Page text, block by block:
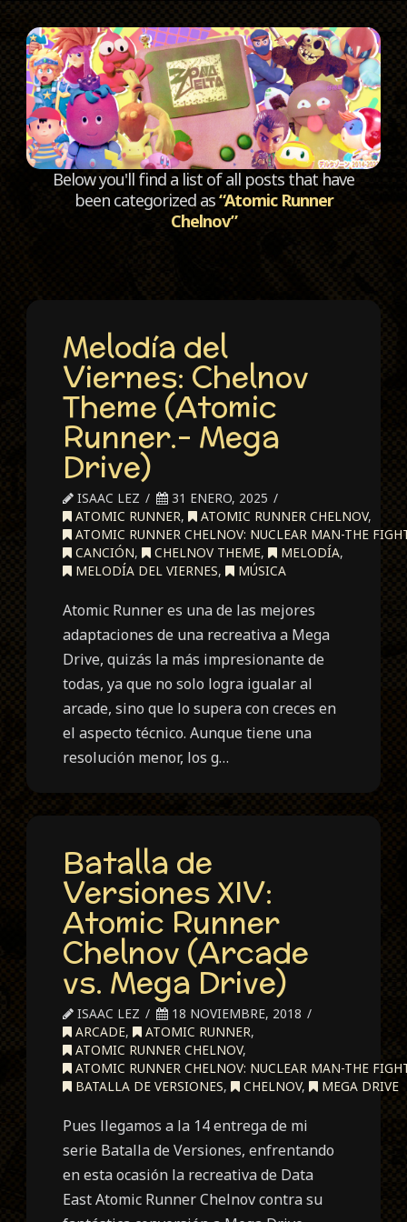
Below you'll find a list of all posts that have
been categorized as“Atomic Runner
Chelnov”
Melodía del
Viernes: Chelnov
Theme (Atomic
Runner.- Mega
Drive)
ISAAC LEZ
31 ENERO, 2025
ATOMIC RUNNER, ATOMIC RUNNER CHELNOV,
ATOMIC RUNNER CHELNOV: NUCLEAR MAN-THE
CANCIÓN, CHELNOV THEME, MELODÍA,
MELODÍA DEL VIERNES, MÚSICA
Atomic Runner es una de las mejores
adaptaciones de una recreativa a Mega
Drive, quizás la más impresionante de
todas, ya que no solo logra igualar al
arcade, sino que lo supera con creces en
el aspecto técnico. Aunque tiene una
resolución menor, los g…
Batalla de
Versiones XIV:
Atomic Runner
Chelnov (Arcade
vs. Mega Drive)
ISAAC LEZ
18 NOVIEMBRE, 2018
ARCADE, ATOMIC RUNNER,
ATOMIC RUNNER CHELNOV,
ATOMIC RUNNER CHELNOV: NUCLEAR MAN-THE
BATALLA DE VERSIONES, CHELNOV, MEGA DRIVE
Pues llegamos a la 14 entrega de mi
serie Batalla de Versiones, enfrentando
en esta ocasión la recreativa de Data
East Atomic Runner Chelnov contra su